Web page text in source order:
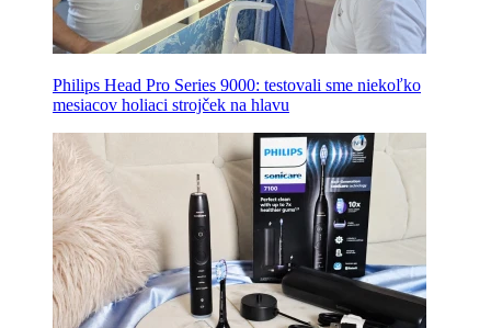
Philips Head Pro Series 9000: testovali sme niekoľko
mesiacov holiaci strojček na hlavu